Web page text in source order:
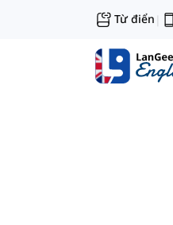
Từ điển |